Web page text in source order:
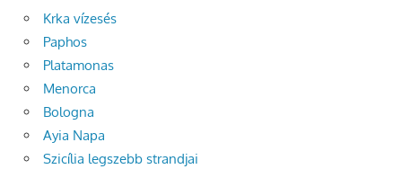
Krka vízesés
Paphos
Platamonas
Menorca
Bologna
Ayia Napa
Szicília legszebb strandjai